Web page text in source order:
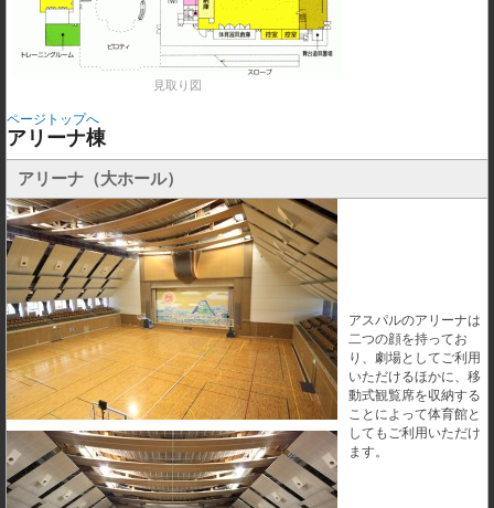
見取り図
ページトップへ
アリーナ棟
アリーナ（大ホール）
アスパルのアリーナは
二つの顔を持ってお
り、劇場としてご利用
いただけるほかに、移
動式観覧席を収納する
ことによって体育館と
してもご利用いただけ
ます。